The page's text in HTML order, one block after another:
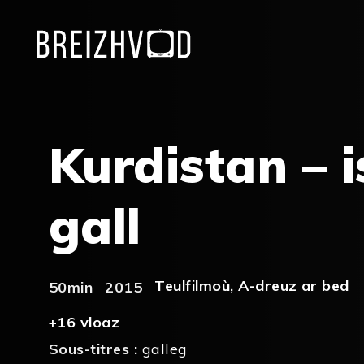
Kurdistan –
gall
50min 2015 Teulfilmoù,A-dreuz ar bed
+16 vloaz
Sous-titres : galleg